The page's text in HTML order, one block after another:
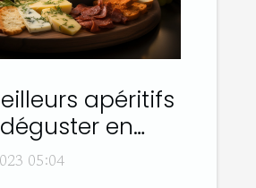
apéritifs
en
entreprise
05:04